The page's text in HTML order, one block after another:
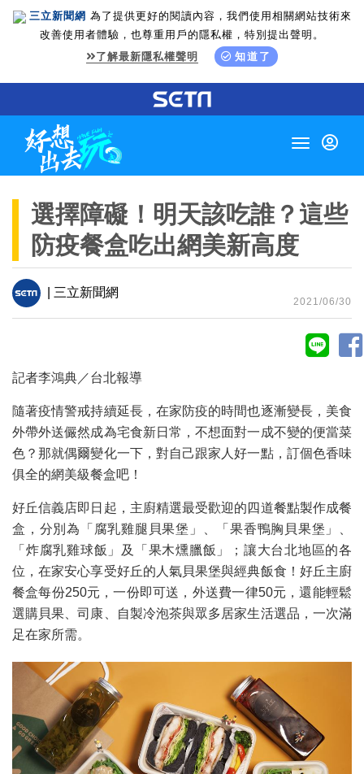
三立新聞網 為了提供更好的閱讀內容，我們使用相關網站技術來
改善使用者體驗，也尊重用戶的隱私權，特別提出聲明。
了解最新隱私權聲明
知道了
Toggle
選擇障礙！明天該吃誰？這些
防疫餐盒吃出網美新高度
| 三立新聞網
2021/06/30
記者李鴻典／台北報導
隨著疫情警戒持續延長，在家防疫的時間也逐漸變長，美食
外帶外送儼然成為宅食新日常，不想面對一成不變的便當菜
色？那就偶爾變化一下，對自己跟家人好一點，訂個色香味
俱全的網美級餐盒吧！
好丘信義店即日起，主廚精選最受歡迎的四道餐點製作成餐
盒，分別為「腐乳雞腿貝果堡」、「果香鴨胸貝果堡」、
「炸腐乳雞球飯」及「果木燻臘飯」；讓大台北地區的各
位，在家安心享受好丘的人氣貝果堡與經典飯食！好丘主廚
餐盒每份250元，一份即可送，外送費一律50元，還能輕鬆
選購貝果、司康、自製冷泡茶與眾多居家生活選品，一次滿
足在家所需。